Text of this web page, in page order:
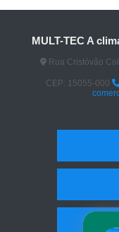
MULT-TEC A
Rua Cristóvão
CEP: 15055-000